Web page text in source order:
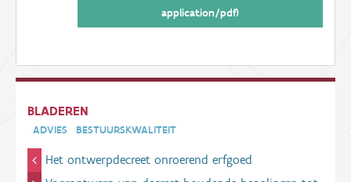
application/pdf)
BLADEREN
ADVIES BESTUURSKWALITEIT
Het ontwerpdecreet onroerend erfgoed